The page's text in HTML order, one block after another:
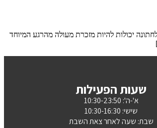
יכולות להיות מזכרת מעולה מהרגע המיוחד
שעות הפעילות
א'-ה': 10:30-23:50
שישי: 10:30-16:30
שבת: שעה לאחר צאת השבת